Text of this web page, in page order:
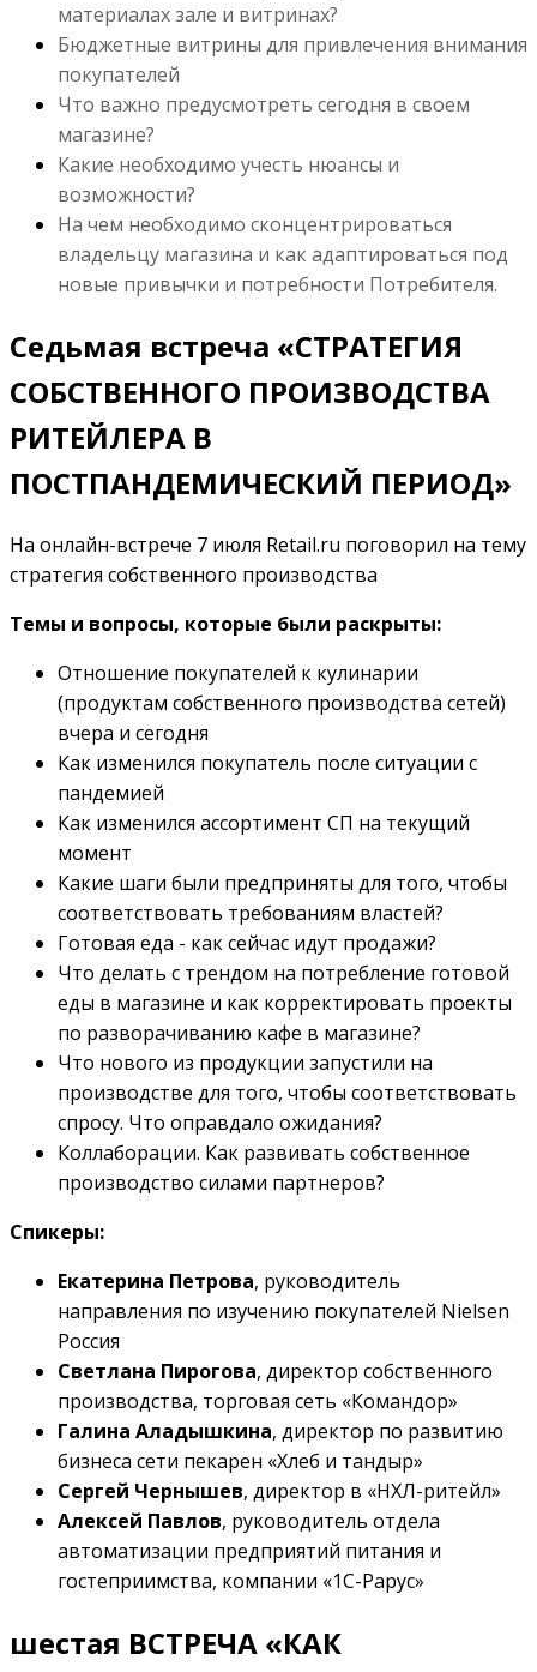
материалах зале и витринах?
Бюджетные витрины для привлечения внимания
покупателей
Что важно предусмотреть сегодня в своем
магазине?
Какие необходимо учесть нюансы и
возможности?
На чем необходимо сконцентрироваться
владельцу магазина и как адаптироваться под
новые привычки и потребности Потребителя.
Седьмая встреча «СТРАТЕГИЯ
СОБСТВЕННОГО ПРОИЗВОДСТВА
РИТЕЙЛЕРА В
ПОСТПАНДЕМИЧЕСКИЙ ПЕРИОД»
На онлайн-встрече 7 июля Retail.ru поговорил на тему
стратегия собственного производства
Темы и вопросы, которые были раскрыты:
Отношение покупателей к кулинарии
(продуктам собственного производства сетей)
вчера и сегодня
Как изменился покупатель после ситуации с
пандемией
Как изменился ассортимент СП на текущий
момент
Какие шаги были предприняты для того, чтобы
соответствовать требованиям властей?
Готовая еда - как сейчас идут продажи?
Что делать с трендом на потребление готовой
еды в магазине и как корректировать проекты
по разворачиванию кафе в магазине?
Что нового из продукции запустили на
производстве для того, чтобы соответствовать
спросу. Что оправдало ожидания?
Коллаборации. Как развивать собственное
производство силами партнеров?
Спикеры:
Екатерина Петрова, руководитель
направления по изучению покупателей Nielsen
Россия
Светлана Пирогова, директор собственного
производства, торговая сеть «Командор»
Галина Аладышкина, директор по развитию
бизнеса сети пекарен «Хлеб и тандыр»
Сергей Чернышев, директор в «НХЛ-ритейл»
Алексей Павлов, руководитель отдела
автоматизации предприятий питания и
гостеприимства, компании «1С-Рарус»
шестая ВСТРЕЧА «КАК